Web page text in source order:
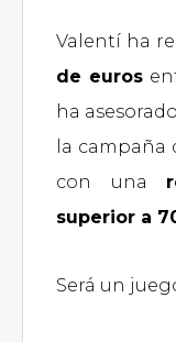
Valentí ha
de euros
ha
la
con una
superior a
Será un